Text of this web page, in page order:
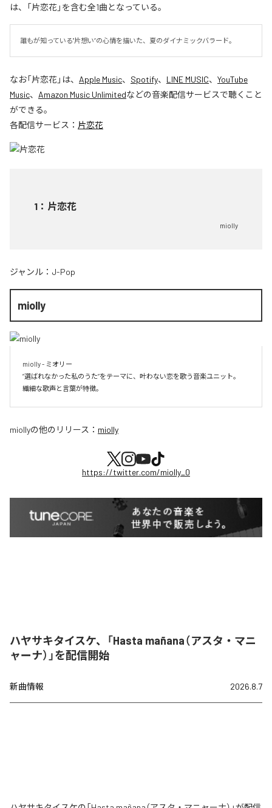
は、「片恋花」を含む全1曲となっている。
誰もが知っている"片想い”の心情を描いた、夏のダイナミックバラード。
なお「片恋花」は、 Apple Music、 Spotify、 LINE MUSIC、 YouTube
Music、 Amazon Music Unlimitedなどの音楽配信サービスで聴くこと
ができる。
各配信サービス： 片恋花
1 ： 片恋花
miolly
ジャンル： J-Pop
miolly
miolly - ミオリー
”選ばれなかった私のうた”をテーマに、叶わない恋を歌う音楽ユニット。
miollyの他のリリース： miolly
https://twitter.com/miolly_0
ハヤサキタイスケ、「Hasta mañana（アスタ・マニ
ャーナ）」を配信開始
新曲情報 2026.8.7